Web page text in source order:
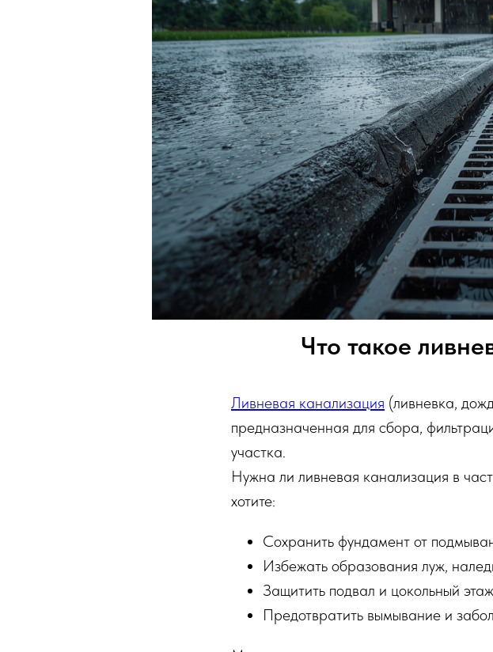
Что такое
Ливневая канализация (ливневка,
предназначенная для сбора,
участка.
Нужна ли ливневая канализация в
хотите:
Сохранить фундамент от
Избежать образования луж,
Защитить подвал и цокольный
Предотвратить вымывание и